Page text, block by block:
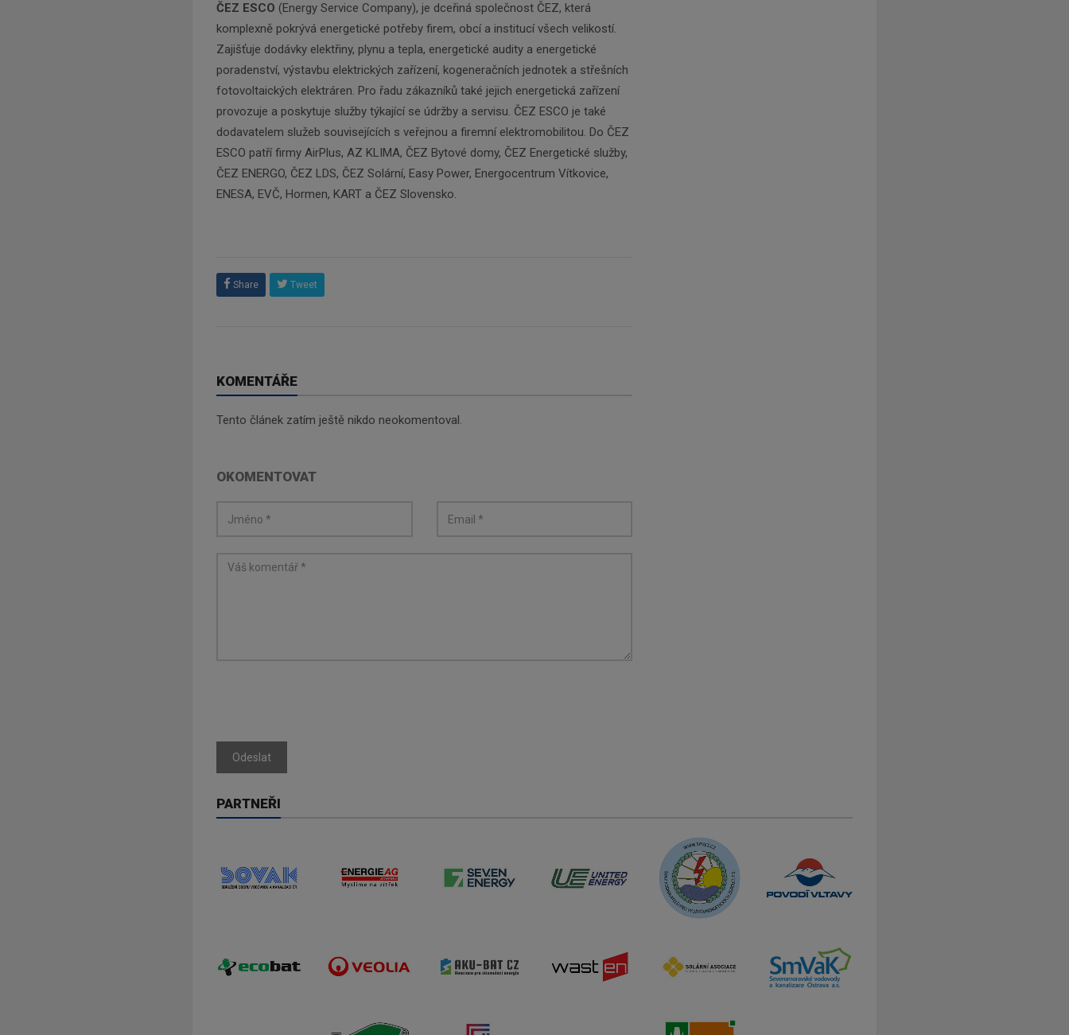
ČEZ ESCO (Energy Service Company), je dceřiná společnost ČEZ, která
komplexně pokrývá energetické potřeby firem, obcí a institucí všech velikostí.
Zajišťuje dodávky elektřiny, plynu a tepla, energetické audity a energetické
poradenství, výstavbu elektrických zařízení, kogeneračních jednotek a střešních
fotovoltaických elektráren. Pro řadu zákazníků také jejich energetická zařízení
provozuje a poskytuje služby týkající se údržby a servisu. ČEZ ESCO je také
dodavatelem služeb souvisejících s veřejnou a firemní elektromobilitou. Do ČEZ
ESCO patří firmy AirPlus, AZ KLIMA, ČEZ Bytové domy, ČEZ Energetické služby,
ČEZ ENERGO, ČEZ LDS, ČEZ Solární, Easy Power, Energocentrum Vítkovice,
ENESA, EVČ, Hormen, KART a ČEZ Slovensko.
Share Tweet
KOMENTÁŘE
Tento článek zatím ještě nikdo neokomentoval.
OKOMENTOVAT
Odeslat
PARTNEŘI